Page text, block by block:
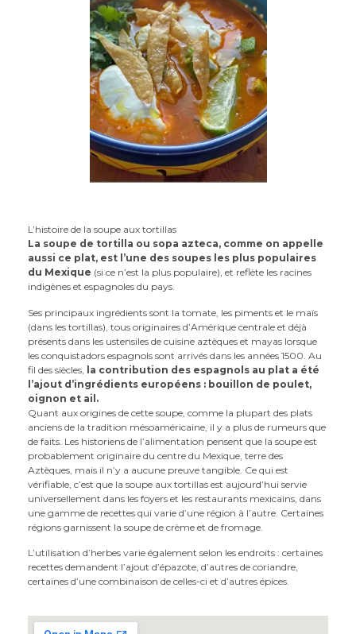
L’histoire de la soupe aux tortillas
La soupe de tortilla ou sopa azteca, comme on appelle
aussi ce plat, est l’une des soupes les plus populaires
du Mexique (si ce n’est la plus populaire), et reflète les racines
indigènes et espagnoles du pays.
Ses principaux ingrédients sont la tomate, les piments et le maïs
(dans les tortillas), tous originaires d’Amérique centrale et déjà
présents dans les ustensiles de cuisine aztèques et mayas lorsque
les conquistadors espagnols sont arrivés dans les années 1500. Au
fil des siècles, la contribution des espagnols au plat a été
l’ajout d’ingrédients européens : bouillon de poulet,
oignon et ail.
Quant aux origines de cette soupe, comme la plupart des plats
anciens de la tradition mésoaméricaine, il y a plus de rumeurs que
de faits. Les historiens de l’alimentation pensent que la soupe est
probablement originaire du centre du Mexique, terre des
Aztèques, mais il n’y a aucune preuve tangible. Ce qui est
vérifiable, c’est que la soupe aux tortillas est aujourd’hui servie
universellement dans les foyers et les restaurants mexicains, dans
une gamme de recettes qui varie d’une région à l’autre. Certaines
régions garnissent la soupe de crème et de fromage.
L’utilisation d’herbes varie également selon les endroits : certaines
recettes demandent l’ajout d’épazote, d’autres de coriandre,
certaines d’une combinaison de celles-ci et d’autres épices.